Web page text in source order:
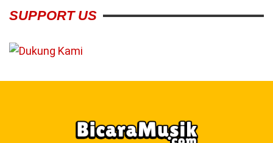
SUPPORT US